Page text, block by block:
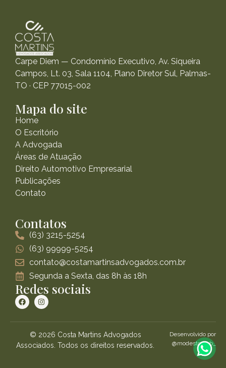
Carpe Diem — Condomínio Executivo, Av. Siqueira
Campos, Lt. 03, Sala 1104, Plano Diretor Sul, Palmas-
TO · CEP 77015-002
Mapa do site
Home
O Escritório
A Advogada
Áreas de Atuação
Direito Automotivo Empresarial
Publicações
Contato
Contatos
(63) 3215-5254
(63) 99999-5254
contato@costamartinsadvogados.com.br
Segunda a Sexta, das 8h às 18h
Redes sociais
© 2026 Costa Martins Advogados
Associados. Todos os direitos reservados.
Desenvolvido por
@modestoweb_